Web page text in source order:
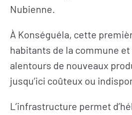
Nubienne.
À Konséguéla, cette
habitants de la commune
alentours de nouveaux
jusqu’ici coûteux ou
L’infrastructure permet